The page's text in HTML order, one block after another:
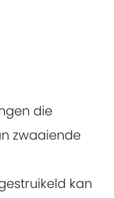
die
zwaaiende
kan